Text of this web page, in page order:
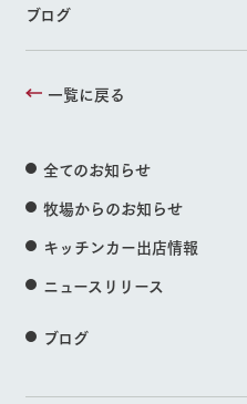
ブログ
一覧に戻る
全てのお知らせ
牧場からのお知らせ
キッチンカー出店情報
ニュースリリース
ブログ